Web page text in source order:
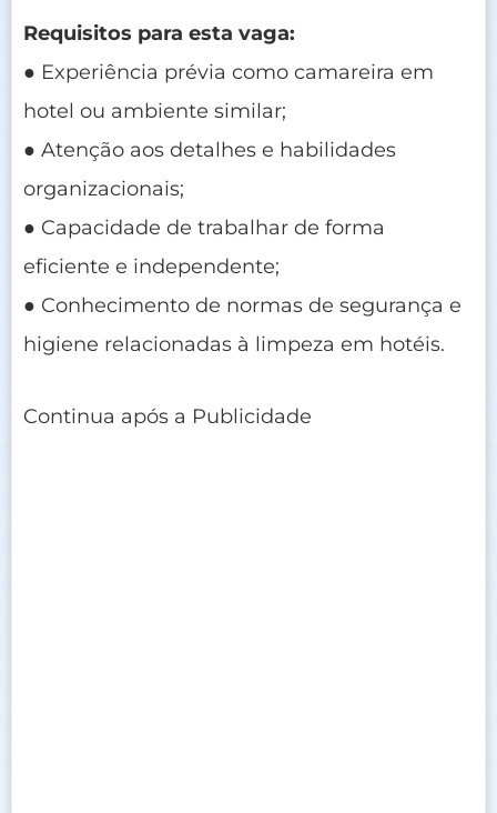
Requisitos para esta vaga:
● Experiência prévia como camareira em
hotel ou ambiente similar;
● Atenção aos detalhes e habilidades
organizacionais;
● Capacidade de trabalhar de forma
eficiente e independente;
● Conhecimento de normas de segurança e
higiene relacionadas à limpeza em hotéis.
Continua após a Publicidade